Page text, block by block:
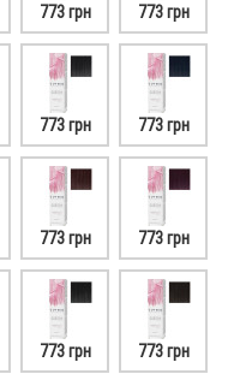
773 грн 773 грн
773 грн 773 грн
773 грн 773 грн
773 грн 773 грн